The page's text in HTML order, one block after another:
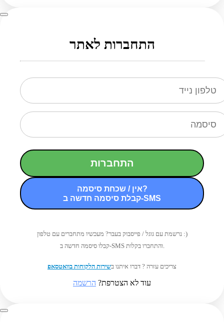
התחברות לאתר
התחברות
אין / שכחת סיסמה?
קבלת סיסמה חדשה ב-SMS
נרשמת עם גוגל / פייסבוק בעבר? מעכשיו מתחברים עם טלפון :)
קבלו סיסמה חדשה ב-SMS והתחברו בקלות.
צריכים עזרה ? דברו איתנו בשירות הלקוחות בוואטסאפ
עוד לא הצטרפת? הרשמה